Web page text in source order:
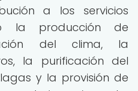
a los servicios
la producción de
del clima, la
la purificación del
y la provisión de